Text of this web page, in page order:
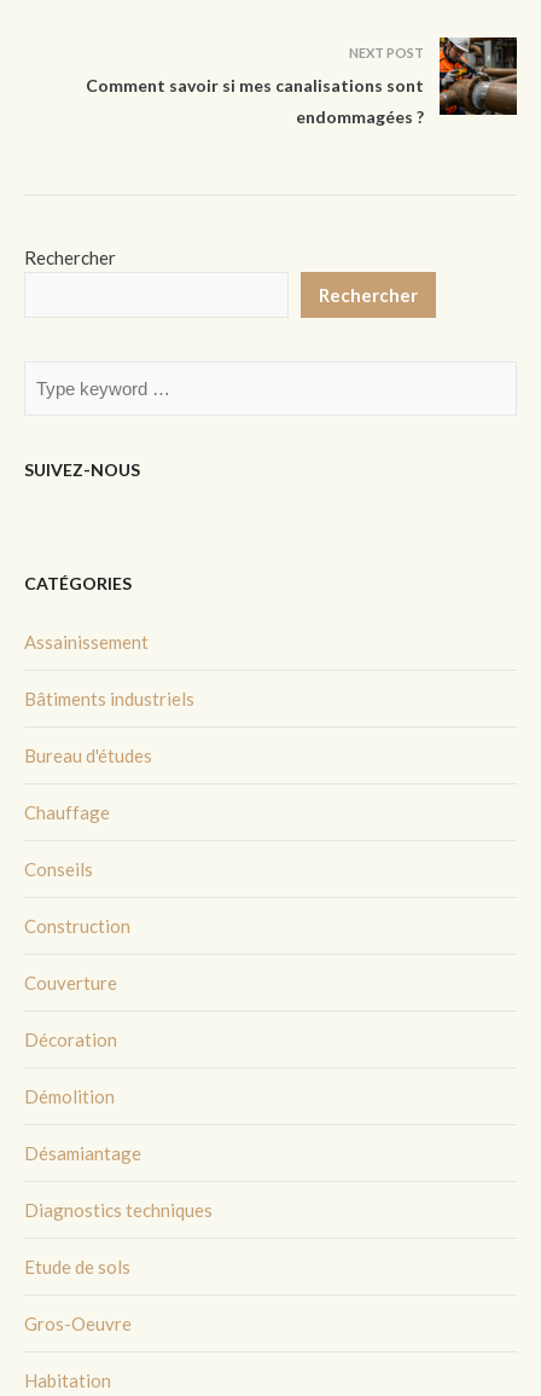
NEXT POST
Comment savoir si mes canalisations sont
endommagées ?
Rechercher
Rechercher
SUIVEZ-NOUS
CATÉGORIES
Assainissement
Bâtiments industriels
Bureau d'études
Chauffage
Conseils
Construction
Couverture
Décoration
Démolition
Désamiantage
Diagnostics techniques
Etude de sols
Gros-Oeuvre
Habitation